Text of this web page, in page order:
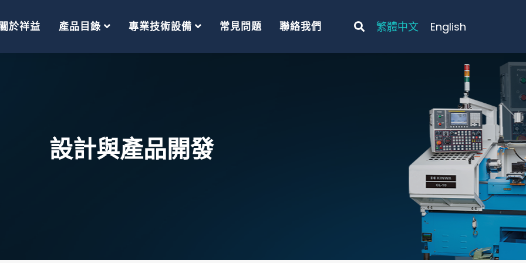
繁體中文 English
於祥益 產品目錄 專業技術設備 常見問題 聯絡我們
設計與產品開發